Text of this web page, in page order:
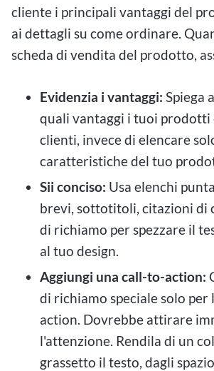
cliente i principali vantaggi del
ai dettagli su come ordinare.
scheda di vendita del prodotto,
Evidenzia i vantaggi: Spiega
quali vantaggi i tuoi prodotti
clienti, invece di elencare
caratteristiche del tuo
Sii conciso: Usa elenchi
brevi, sottotitoli, citazioni di
di richiamo per spezzare il
al tuo design.
Aggiungi una call-to-action:
di richiamo speciale solo per
action. Dovrebbe attirare
l'attenzione. Rendila di un
grassetto il testo, dagli